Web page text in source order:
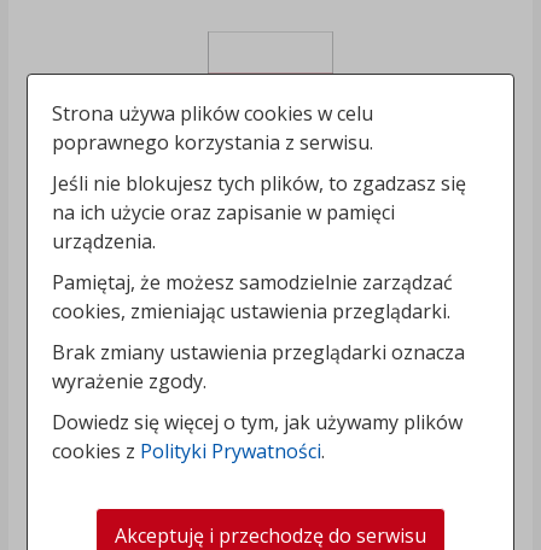
Strona używa plików cookies w celu
poprawnego korzystania z serwisu.
Jeśli nie blokujesz tych plików, to zgadzasz się
na ich użycie oraz zapisanie w pamięci
urządzenia.
Pamiętaj, że możesz samodzielnie zarządzać
cookies, zmieniając ustawienia przeglądarki.
Brak zmiany ustawienia przeglądarki oznacza
wyrażenie zgody.
Dowiedz się więcej o tym, jak używamy plików
cookies z Polityki Prywatności.
Akceptuję i przechodzę do serwisu